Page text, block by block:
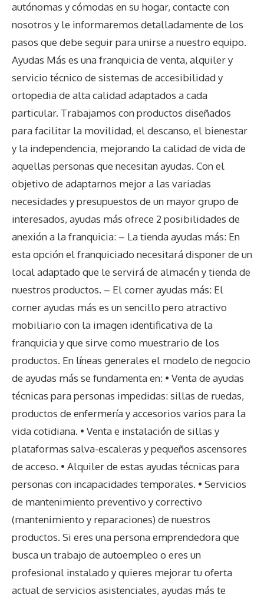
autónomas y cómodas en su hogar, contacte con
nosotros y le informaremos detalladamente de los
pasos que debe seguir para unirse a nuestro equipo.
Ayudas Más es una franquicia de venta, alquiler y
servicio técnico de sistemas de accesibilidad y
ortopedia de alta calidad adaptados a cada
particular. Trabajamos con productos diseñados
para facilitar la movilidad, el descanso, el bienestar
y la independencia, mejorando la calidad de vida de
aquellas personas que necesitan ayudas. Con el
objetivo de adaptarnos mejor a las variadas
necesidades y presupuestos de un mayor grupo de
interesados, ayudas más ofrece 2 posibilidades de
anexión a la franquicia: – La tienda ayudas más: En
esta opción el franquiciado necesitará disponer de un
local adaptado que le servirá de almacén y tienda de
nuestros productos. – El corner ayudas más: El
corner ayudas más es un sencillo pero atractivo
mobiliario con la imagen identificativa de la
franquicia y que sirve como muestrario de los
productos. En líneas generales el modelo de negocio
de ayudas más se fundamenta en: • Venta de ayudas
técnicas para personas impedidas: sillas de ruedas,
productos de enfermería y accesorios varios para la
vida cotidiana. • Venta e instalación de sillas y
plataformas salva-escaleras y pequeños ascensores
de acceso. • Alquiler de estas ayudas técnicas para
personas con incapacidades temporales. • Servicios
de mantenimiento preventivo y correctivo
(mantenimiento y reparaciones) de nuestros
productos. Si eres una persona emprendedora que
busca un trabajo de autoempleo o eres un
profesional instalado y quieres mejorar tu oferta
actual de servicios asistenciales, ayudas más te